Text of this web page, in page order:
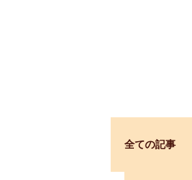
全ての記事